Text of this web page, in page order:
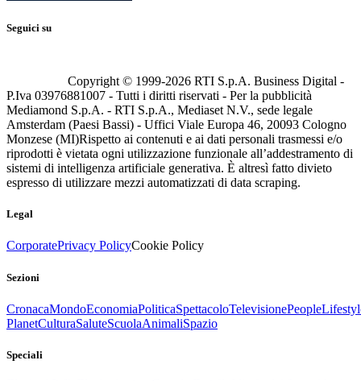
Seguici su
Copyright © 1999-2026 RTI S.p.A. Business Digital -
P.Iva 03976881007 - Tutti i diritti riservati - Per la pubblicità
Mediamond S.p.A. - RTI S.p.A., Mediaset N.V., sede legale
Amsterdam (Paesi Bassi) - Uffici Viale Europa 46, 20093 Cologno
Monzese (MI)Rispetto ai contenuti e ai dati personali trasmessi e/o
riprodotti è vietata ogni utilizzazione funzionale all’addestramento di
sistemi di intelligenza artificiale generativa. È altresì fatto divieto
espresso di utilizzare mezzi automatizzati di data scraping.
Legal
CorporatePrivacy PolicyCookie Policy
Sezioni
CronacaMondoEconomiaPoliticaSpettacoloTelevisionePeople
PlanetCulturaSaluteScuolaAnimaliSpazio
Speciali